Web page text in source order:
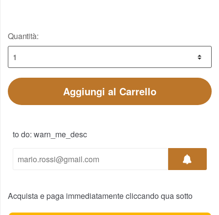
Quantità:
Aggiungi al Carrello
to do: warn_me_desc
Acquista e paga immediatamente cliccando qua sotto